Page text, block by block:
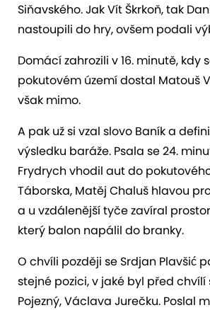
Siňavského. Jak Vít Škrkoň, tak
nastoupili do hry, ovšem podali
Domácí zahrozili v 16. minutě, kdy
pokutovém území dostal Matouš
však mimo.
A pak už si vzal slovo Baník a
výsledku baráže. Psala se 24.
Frydrych vhodil aut do
Táborska, Matěj Chaluš hlavou
a u vzdálenější tyče zavíral
který balon napálil do branky.
O chvíli později se Srdjan Plavšić
stejné pozici, v jaké byl před chvílí
Pojezný, Václava Jurečku. Poslal